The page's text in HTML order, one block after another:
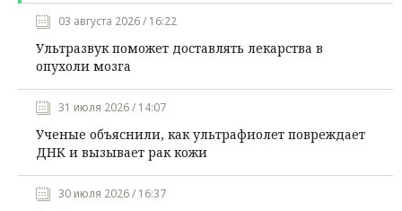
03 августа 2026 / 16:22
Ультразвук поможет доставлять лекарства в
опухоли мозга
31 июля 2026 / 14:07
Ученые объяснили, как ультрафиолет повреждает
ДНК и вызывает рак кожи
30 июля 2026 / 16:37